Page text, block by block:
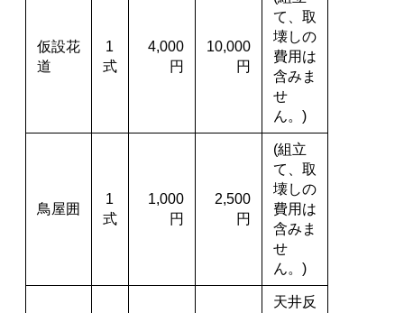
仮設花
道
1
式
4,000
円
10,000
円
て、取
壊しの
費用は
含みま
せ
ん。)
鳥屋囲
1
式
1,000
円
2,500
円
(組立
て、取
壊しの
費用は
含みま
せ
ん。)
天井反